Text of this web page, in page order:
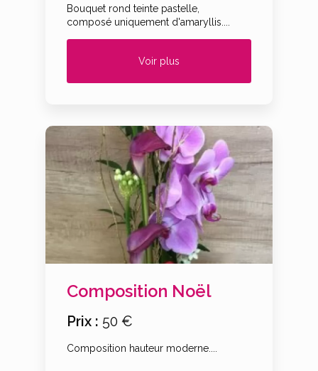
Bouquet rond teinte pastelle,
composé uniquement d'amaryllis....
Voir plus
Composition Noël
Prix : 50 €
Composition hauteur moderne....